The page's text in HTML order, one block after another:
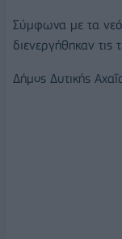
Σύμφωνα με τα
διενεργήθηκαν τις
Δήμος Δυτικής